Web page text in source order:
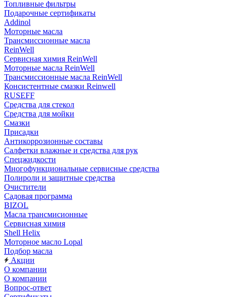
Топливные фильтры
Подарочные сертификаты
Addinol
Моторные масла
Трансмиссионные масла
ReinWell
Сервисная химия ReinWell
Моторные масла ReinWell
Трансмиссионные масла ReinWell
Консистентные смазки Reinwell
RUSEFF
Средства для стекол
Средства для мойки
Смазки
Присадки
Антикоррозионные составы
Салфетки влажные и средства для рук
Спецжидкости
Многофункциональные сервисные средства
Полироли и защитные средства
Очистители
Садовая программа
BIZOL
Масла трансмисионные
Сервисная химия
Shell Helix
Моторное масло Lopal
Подбор масла
Акции
О компании
О компании
Вопрос-ответ